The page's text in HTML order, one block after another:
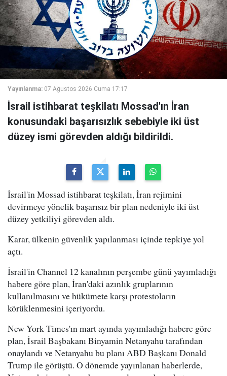
Yayınlanma: 07 Ağustos 2026 Cuma 17:17
İsrail istihbarat teşkilatı Mossad'ın İran
konusundaki başarısızlık sebebiyle iki üst
düzey ismi görevden aldığı bildirildi.
İsrail'in Mossad istihbarat teşkilatı, İran rejimini
devirmeye yönelik başarısız bir plan nedeniyle iki üst
düzey yetkiliyi görevden aldı.
Karar, ülkenin güvenlik yapılanması içinde tepkiye yol
açtı.
İsrail'in Channel 12 kanalının perşembe günü yayımladığı
habere göre plan, İran'daki azınlık gruplarının
kullanılmasını ve hükümete karşı protestoların
körüklenmesini içeriyordu.
New York Times'ın mart ayında yayımladığı habere göre
plan, İsrail Başbakanı Binyamin Netanyahu tarafından
onaylandı ve Netanyahu bu planı ABD Başkanı Donald
Trump ile görüştü. O dönemde yayınlanan haberlerde,